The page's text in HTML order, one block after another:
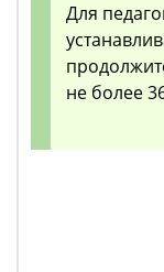
Для
не более